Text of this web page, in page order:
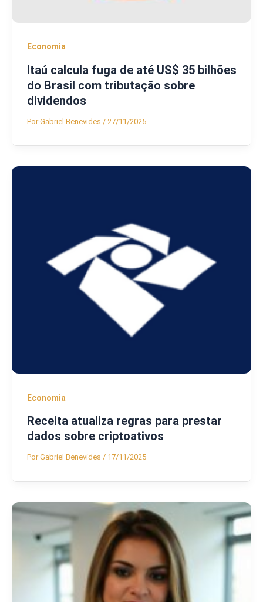
Economia
Itaú calcula fuga de até US$ 35 bilhões
do Brasil com tributação sobre
dividendos
PorGabriel Benevides / 27/11/2025
Economia
Receita atualiza regras para prestar
dados sobre criptoativos
PorGabriel Benevides / 17/11/2025